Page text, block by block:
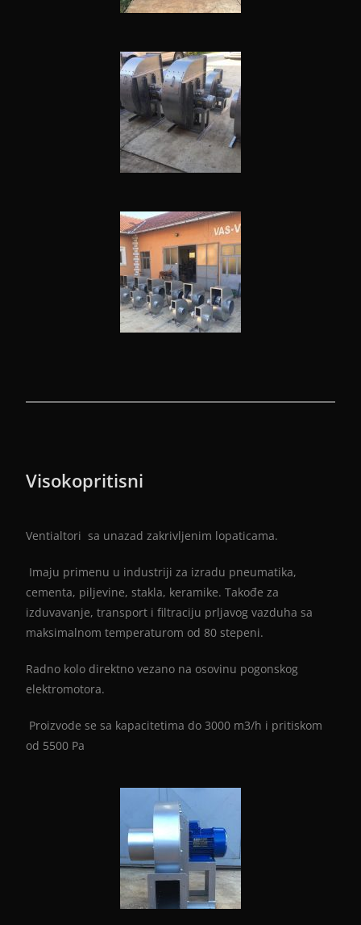
Visokopritisni
Ventialtori sa unazad zakrivljenim lopaticama.
Imaju primenu u industriji za izradu pneumatika,
cementa, piljevine, stakla, keramike. Takođe za
izduvavanje, transport i filtraciju prljavog vazduha sa
maksimalnom temperaturom od 80 stepeni.
Radno kolo direktno vezano na osovinu pogonskog
elektromotora.
Proizvode se sa kapacitetima do 3000 m3/h i pritiskom
od 5500 Pa